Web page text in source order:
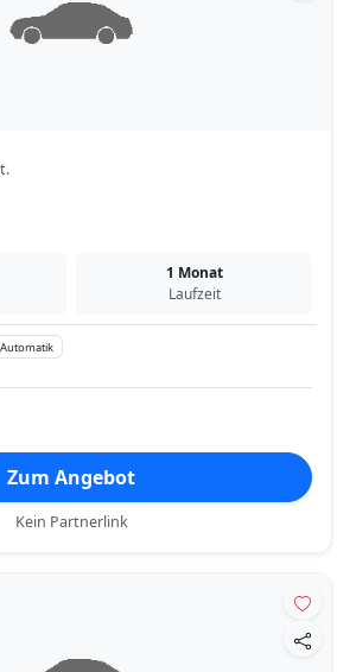
1 Monat
Laufzeit
Automatik
Zum Angebot
Kein Partnerlink